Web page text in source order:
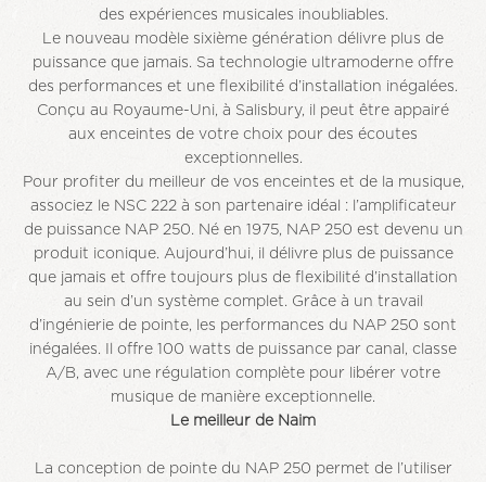
des expériences musicales inoubliables.
Le nouveau modèle sixième génération délivre plus de
puissance que jamais. Sa technologie ultramoderne offre
des performances et une flexibilité d’installation inégalées.
Conçu au Royaume-Uni, à Salisbury, il peut être appairé
aux enceintes de votre choix pour des écoutes
exceptionnelles.
Pour profiter du meilleur de vos enceintes et de la musique,
associez le NSC 222 à son partenaire idéal : l’amplificateur
de puissance NAP 250. Né en 1975, NAP 250 est devenu un
produit iconique. Aujourd’hui, il délivre plus de puissance
que jamais et offre toujours plus de flexibilité d’installation
au sein d’un système complet. Grâce à un travail
d’ingénierie de pointe, les performances du NAP 250 sont
inégalées. Il offre 100 watts de puissance par canal, classe
A/B, avec une régulation complète pour libérer votre
musique de manière exceptionnelle.
Le meilleur de Naim
La conception de pointe du NAP 250 permet de l’utiliser